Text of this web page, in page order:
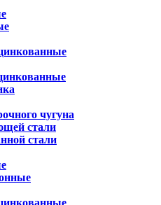
чугуна
стали
стали